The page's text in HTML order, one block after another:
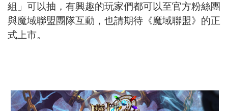
組」可以抽，有興趣的玩家們都可以至官方粉絲團
與魔域聯盟團隊互動，也請期待《魔域聯盟》的正
式上市。